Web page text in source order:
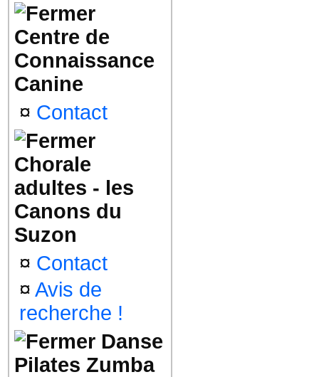
Centre de
Connaissance
Canine
¤ Contact
Chorale
adultes - les
Canons du
Suzon
¤ Contact
¤ Avis de
recherche !
Danse
Pilates Zumba